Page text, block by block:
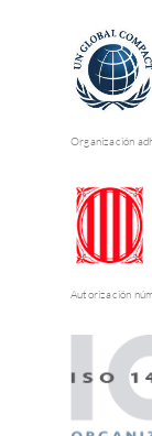
Organización
Autorización